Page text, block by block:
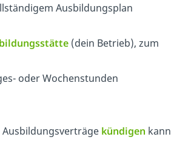
Ausbildungsplan
(dein Betrieb), zum
oder Wochenstunden
kündigen kann